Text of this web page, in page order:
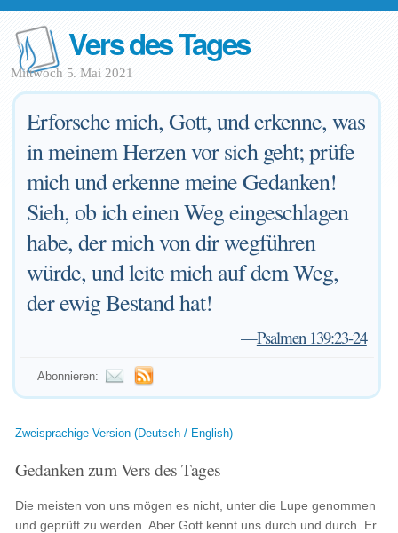
Vers des Tages
Mittwoch 5. Mai 2021
Erforsche mich, Gott, und erkenne, was
in meinem Herzen vor sich geht; prüfe
mich und erkenne meine Gedanken!
Sieh, ob ich einen Weg eingeschlagen
habe, der mich von dir wegführen
würde, und leite mich auf dem Weg,
der ewig Bestand hat!
—Psalmen 139:23-24
Abonnieren:
Zweisprachige Version (Deutsch / English)
Gedanken zum Vers des Tages
Die meisten von uns mögen es nicht, unter die Lupe genommen
und geprüft zu werden. Aber Gott kennt uns durch und durch. Er